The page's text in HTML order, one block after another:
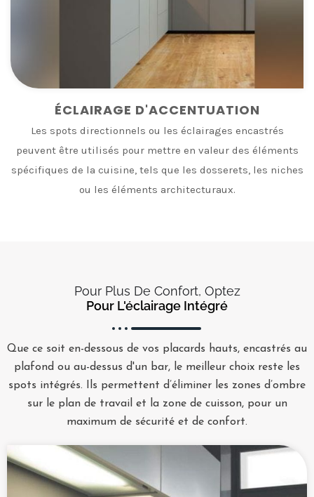
ÉCLAIRAGE D'ACCENTUATION
Les spots directionnels ou les éclairages encastrés
peuvent être utilisés pour mettre en valeur des éléments
spécifiques de la cuisine, tels que les dosserets, les niches
ou les éléments architecturaux.
Pour Plus De Confort, Optez
Pour L'éclairage Intégré
Que ce soit en-dessous de vos placards hauts, encastrés au
plafond ou au-dessus d'un bar, le meilleur choix reste les
spots intégrés. Ils permettent d’éliminer les zones d’ombre
sur le plan de travail et la zone de cuisson, pour un
maximum de sécurité et de confort.